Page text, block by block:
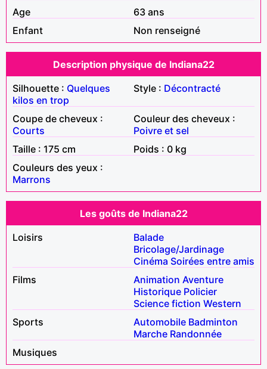
Age
63 ans
Enfant
Non renseigné
Description physique de Indiana22
Silhouette : Quelques
kilos en trop
Style : Décontracté
Coupe de cheveux :
Courts
Couleur des cheveux :
Poivre et sel
Taille : 175 cm
Poids : 0 kg
Couleurs des yeux :
Marrons
Les goûts de Indiana22
Loisirs
Balade
Bricolage/Jardinage
Cinéma Soirées entre amis
Films
Animation Aventure
Historique Policier
Science fiction Western
Sports
Automobile Badminton
Marche Randonnée
Musiques